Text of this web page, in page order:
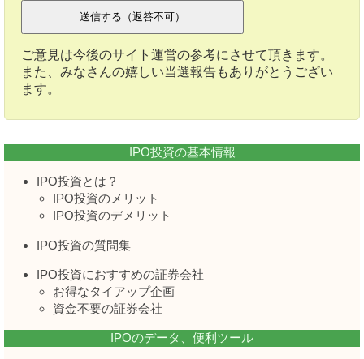
ご意見は今後のサイト運営の参考にさせて頂きます。
また、みなさんの嬉しい当選報告もありがとうござい
ます。
IPO投資の基本情報
IPO投資とは？
IPO投資のメリット
IPO投資のデメリット
IPO投資の質問集
IPO投資におすすめの証券会社
お得なタイアップ企画
資金不要の証券会社
IPOのデータ、便利ツール